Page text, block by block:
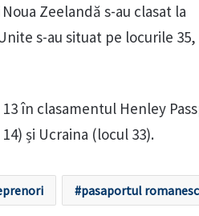
Zeelandă s-au clasat la
s-au situat pe locurile 35,
în clasamentul Henley
și Ucraina (locul 33).
pasaportul romanesc